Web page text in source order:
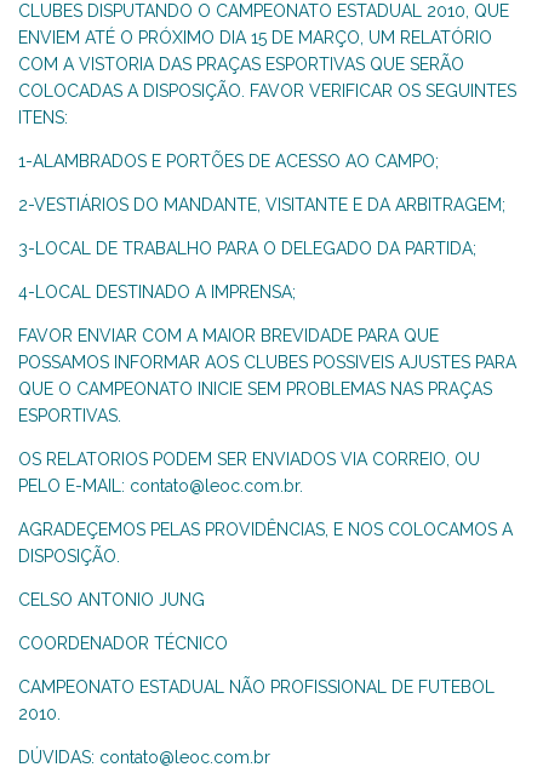
CLUBES DISPUTANDO O CAMPEONATO ESTADUAL 2010, QUE
ENVIEM ATÉ O PRÓXIMO DIA 15 DE MARÇO, UM RELATÓRIO
COM A VISTORIA DAS PRAÇAS ESPORTIVAS QUE SERÃO
COLOCADAS A DISPOSIÇÃO. FAVOR VERIFICAR OS SEGUINTES
ITENS:
1-ALAMBRADOS E PORTÕES DE ACESSO AO CAMPO;
2-VESTIÁRIOS DO MANDANTE, VISITANTE E DA ARBITRAGEM;
3-LOCAL DE TRABALHO PARA O DELEGADO DA PARTIDA;
4-LOCAL DESTINADO A IMPRENSA;
FAVOR ENVIAR COM A MAIOR BREVIDADE PARA QUE
POSSAMOS INFORMAR AOS CLUBES POSSIVEIS AJUSTES PARA
QUE O CAMPEONATO INICIE SEM PROBLEMAS NAS PRAÇAS
ESPORTIVAS.
OS RELATORIOS PODEM SER ENVIADOS VIA CORREIO, OU
PELO E-MAIL: contato@leoc.com.br.
AGRADEÇEMOS PELAS PROVIDÊNCIAS, E NOS COLOCAMOS A
DISPOSIÇÃO.
CELSO ANTONIO JUNG
COORDENADOR TÉCNICO
CAMPEONATO ESTADUAL NÃO PROFISSIONAL DE FUTEBOL
2010.
DÚVIDAS: contato@leoc.com.br